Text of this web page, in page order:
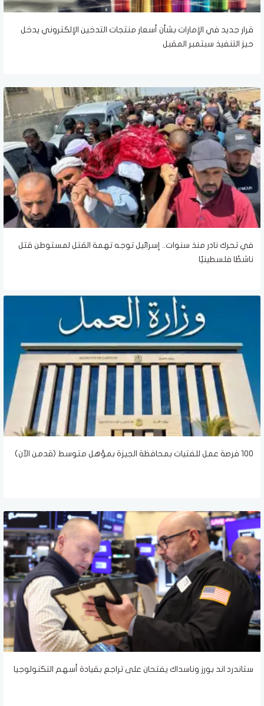
قرار جديد في الإمارات بشأن أسعار منتجات التدخين الإلكتروني يدخل
حيز التنفيذ سبتمبر المقبل
في تحرك نادر منذ سنوات.. إسرائيل توجه تهمة القتل لمستوطن قتل
ناشطًا فلسطينيًا
100 فرصة عمل للفتيات بمحافظة الجيزة بمؤهل متوسط (قدمن الآن)
ستاندرد اند بورز وناسداك يفتحان على تراجع بقيادة أسهم التكنولوجيا